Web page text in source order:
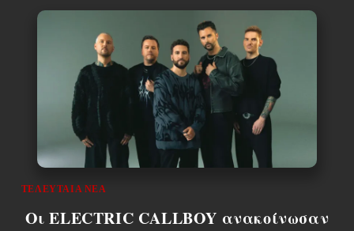
ΤΕΛΕΥΤΑΊΑ ΝΈΑ
Οι ELECTRIC CALLBOY ανακοίνωσαν